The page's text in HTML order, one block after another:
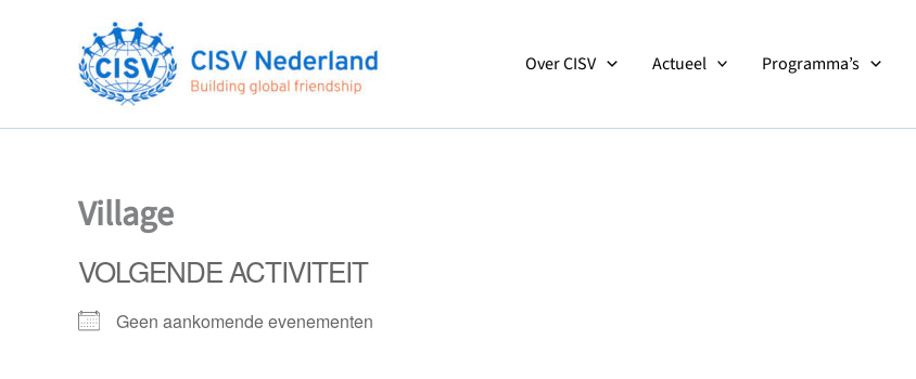
Over CISV Actueel Programma’s
Village
VOLGENDE ACTIVITEIT
Geen aankomende evenementen